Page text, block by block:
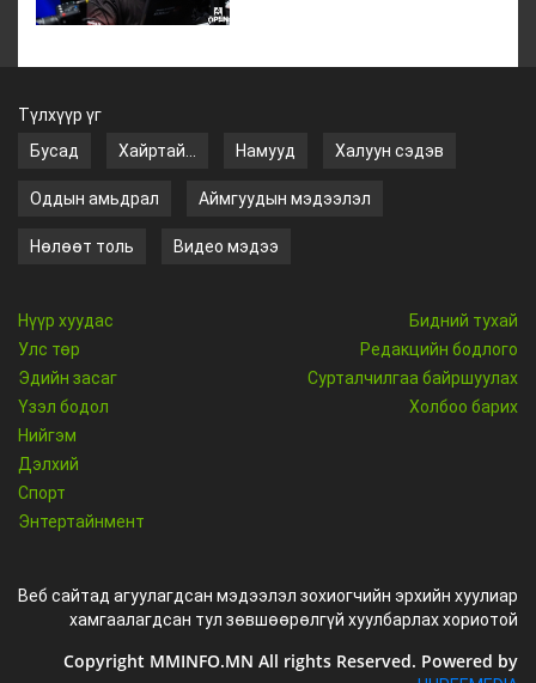
Түлхүүр үг
Бусад
Хайртай... Намууд Халуун сэдэв
Оддын амьдрал Аймгуудын мэдээлэл
Нөлөөт толь Видео мэдээ
Нүүр хуудас
Улс төр
Эдийн засаг
Үзэл бодол
Нийгэм
Дэлхий
Спорт
Энтертайнмент
Бидний тухай
Редакцийн бодлого
Сурталчилгаа байршуулах
Холбоо барих
Веб сайтад агуулагдсан мэдээлэл зохиогчийн эрхийн хуулиар
хамгаалагдсан тул зөвшөөрөлгүй хуулбарлах хориотой
Copyright MMINFO.MN All rights Reserved. Powered by